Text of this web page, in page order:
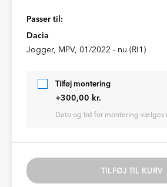
Passer til:
Dacia
Jogger, MPV, 01/2022 - nu (RI1)
Tilføj montering
+300,00 kr.
Dato og tid for montering vælges
TILFØJ TIL KURV